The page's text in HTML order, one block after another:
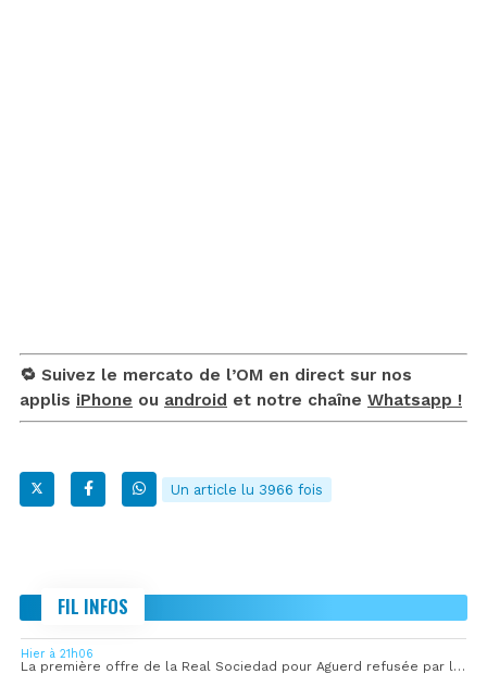
🔁 Suivez le mercato de l’OM en direct sur nos
applis iPhone ou android et notre chaîne Whatsapp !
Un article lu 3966 fois
FIL INFOS
Hier à 21h06
La première offre de la Real Sociedad pour Aguerd refusée par l’OM